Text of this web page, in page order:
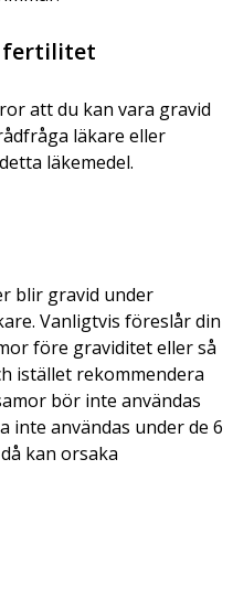
fertilitet
att du kan vara gravid
läkare eller
läkemedel.
blir gravid under
Vanligtvis föreslår din
före graviditet eller så
istället rekommendera
bör inte användas
inte användas under de 6
kan orsaka